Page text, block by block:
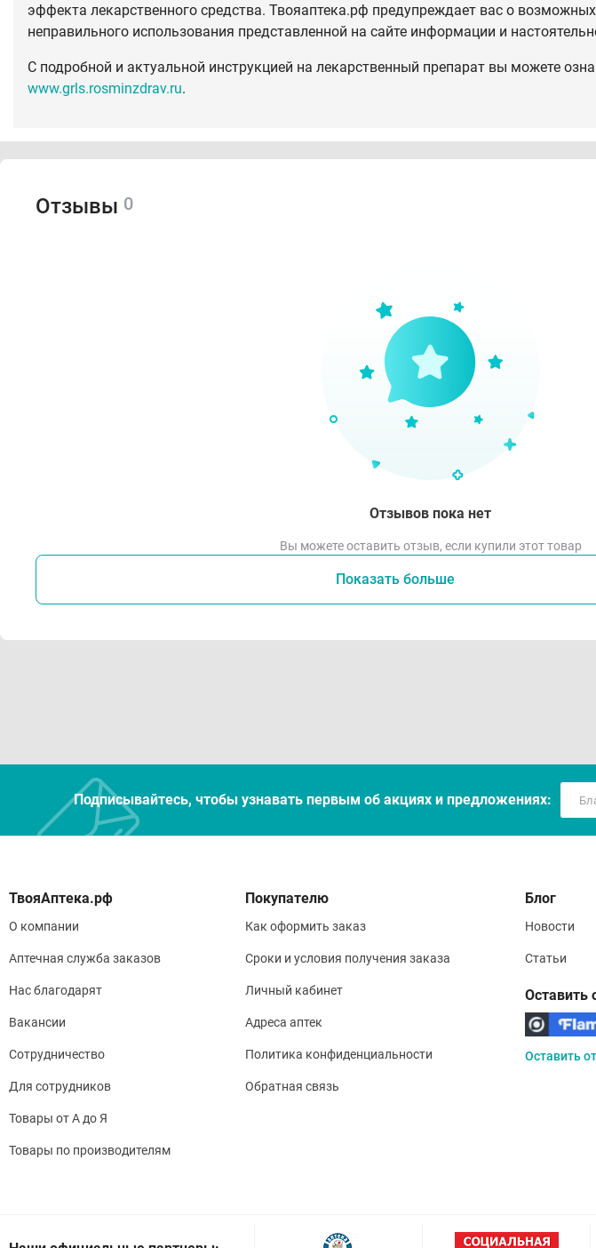
эффекта лекарственного средства. Твояаптека.рф предупреждает вас о
неправильного использования представленной на сайте информации и
С подробной и актуальной инструкцией на лекарственный препарат вы можете
www.grls.rosminzdrav.ru.
Отзывы 0
Отзывов пока нет
Вы можете оставить отзыв, если купили этот товар
Показать больше
Подписывайтесь, чтобы узнавать первым об акцияx и предложениях:
О компании
Аптечная служба заказов
Нас благодарят
Вакансии
Сотрудничество
Для сотрудников
Товары от А до Я
Товары по производителям
Покупателю
Как оформить заказ
Сроки и условия получения заказа
Личный кабинет
Адреса аптек
Политика конфиденциальности
Обратная связь
Блог
Новости
Статьи
Оставить
Оставить